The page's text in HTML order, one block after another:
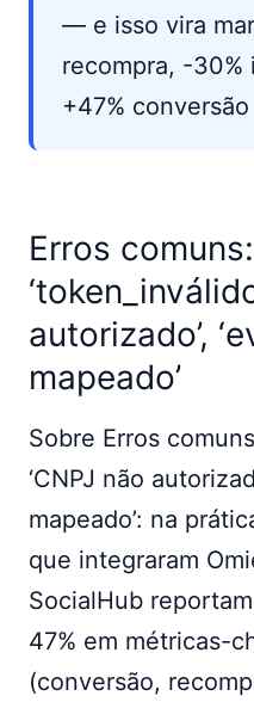
— e isso vira
recompra, -30%
+47%
Erros comuns:
autorizado’,
mapeado’
Sobre Erros
‘CNPJ não
mapeado’: na
que integraram
SocialHub
47% em métricas-
(conversão,